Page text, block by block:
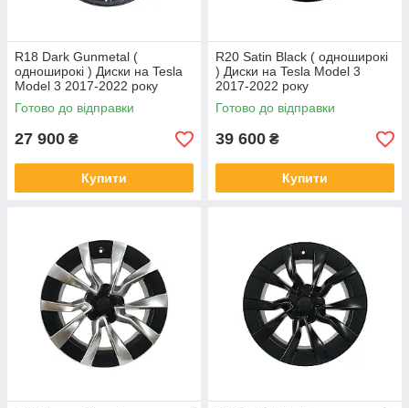
R18 Dark Gunmetal (
одноширокі ) Диски на Tesla
Model 3 2017-2022 року
Готово до відправки
27 900 ₴
Купити
R20 Satin Black ( одноширокі
) Диски на Tesla Model 3
2017-2022 року
Готово до відправки
39 600 ₴
Купити